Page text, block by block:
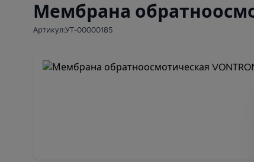
Мембрана
Артикул:УТ-00000185